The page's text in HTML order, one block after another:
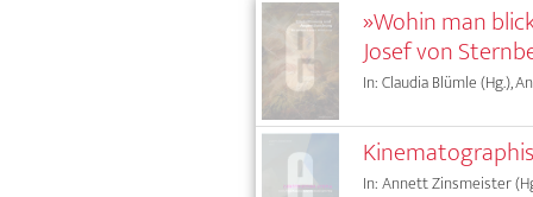
»Wohin man
Josef von
In: Claudia Blümle (Hg.),
In: Annett Zinsmeister